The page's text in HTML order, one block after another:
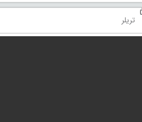
تریلر